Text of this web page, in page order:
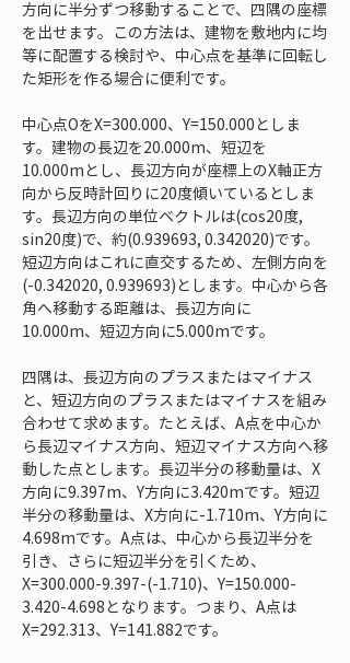
方向に半分ずつ移動することで、四隅の座標
を出せます。この方法は、建物を敷地内に均
等に配置する検討や、中心点を基準に回転し
た矩形を作る場合に便利です。
中心点OをX=300.000、Y=150.000としま
す。建物の長辺を20.000m、短辺を
10.000mとし、長辺方向が座標上のX軸正方
向から反時計回りに20度傾いているとしま
す。長辺方向の単位ベクトルは(cos20度,
sin20度)で、約(0.939693, 0.342020)です。
短辺方向はこれに直交するため、左側方向を
(-0.342020, 0.939693)とします。中心から各
角へ移動する距離は、長辺方向に
10.000m、短辺方向に5.000mです。
四隅は、長辺方向のプラスまたはマイナス
と、短辺方向のプラスまたはマイナスを組み
合わせて求めます。たとえば、A点を中心か
ら長辺マイナス方向、短辺マイナス方向へ移
動した点とします。長辺半分の移動量は、X
方向に9.397m、Y方向に3.420mです。短辺
半分の移動量は、X方向に-1.710m、Y方向に
4.698mです。A点は、中心から長辺半分を
引き、さらに短辺半分を引くため、
X=300.000-9.397-(-1.710)、Y=150.000-
3.420-4.698となります。つまり、A点は
X=292.313、Y=141.882です。